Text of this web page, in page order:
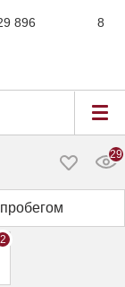
896 8
29
2